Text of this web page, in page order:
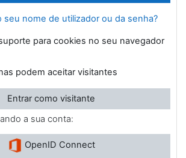
nome de utilizador ou da senha?
para cookies no seu navegador
podem aceitar visitantes
Entrar como visitante
a sua conta:
OpenID Connect